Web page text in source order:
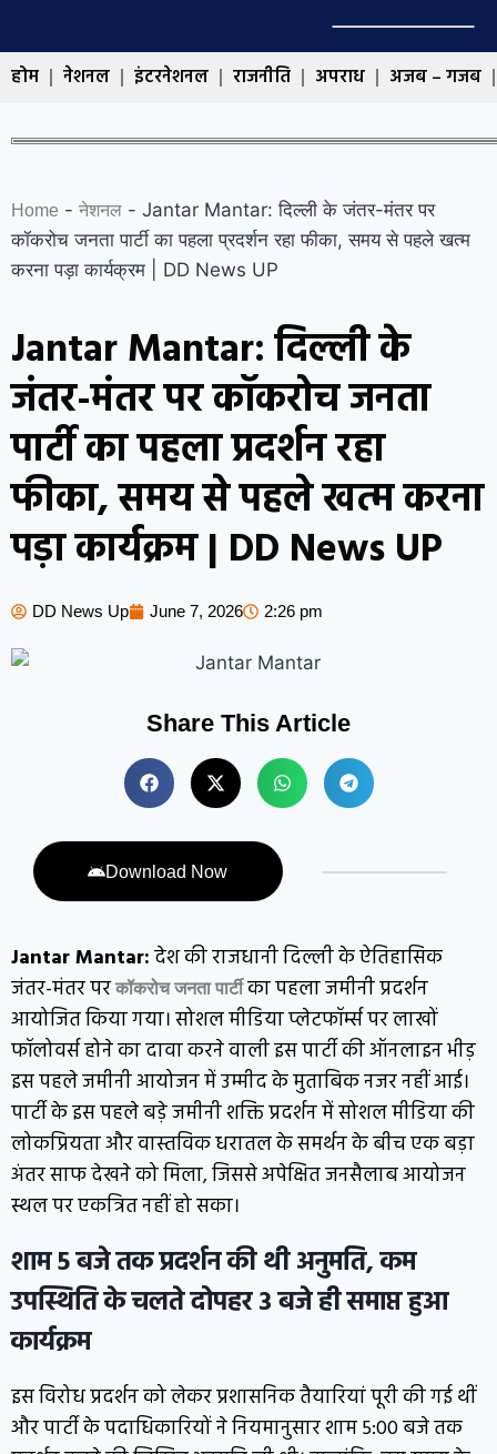
होम नेशनल इंटरनेशनल राजनीति अपराध अजब – गजब
Home - नेशनल - Jantar Mantar: दिल्ली के जंतर-मंतर पर
कॉकरोच जनता पार्टी का पहला प्रदर्शन रहा फीका, समय से पहले खत्म
करना पड़ा कार्यक्रम | DD News UP
Jantar Mantar: दिल्ली के
जंतर-मंतर पर कॉकरोच जनता
पार्टी का पहला प्रदर्शन रहा
फीका, समय से पहले खत्म करना
पड़ा कार्यक्रम | DD News UP
DD News Up June 7, 2026 2:26 pm
Share This Article
Download Now
Jantar Mantar:देश की राजधानी दिल्ली के ऐतिहासिक
जंतर-मंतर पर कॉकरोच जनता पार्टीका पहला जमीनी प्रदर्शन
आयोजित किया गया। सोशल मीडिया प्लेटफॉर्म्स पर लाखों
फॉलोवर्स होने का दावा करने वाली इस पार्टी की ऑनलाइन भीड़
इस पहले जमीनी आयोजन में उम्मीद के मुताबिक नजर नहीं आई।
पार्टी के इस पहले बड़े जमीनी शक्ति प्रदर्शन में सोशल मीडिया की
लोकप्रियता और वास्तविक धरातल के समर्थन के बीच एक बड़ा
अंतर साफ देखने को मिला, जिससे अपेक्षित जनसैलाब आयोजन
स्थल पर एकत्रित नहीं हो सका।
शाम 5 बजे तक प्रदर्शन की थी अनुमति, कम
उपस्थिति के चलते दोपहर 3 बजे ही समाप्त हुआ
कार्यक्रम
इस विरोध प्रदर्शन को लेकर प्रशासनिक तैयारियां पूरी की गई थीं
और पार्टी के पदाधिकारियों ने नियमानुसार शाम 5:00 बजे तक